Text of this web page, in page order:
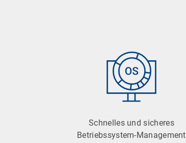
Schnelles und sicheres
Betriebssystem-Management